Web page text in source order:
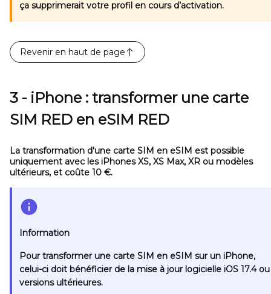
ça supprimerait votre profil en cours d’activation.
Revenir en haut de page
3 - iPhone : transformer une carte
SIM RED en eSIM RED
La transformation d'une carte SIM en eSIM est possible
uniquement avec les iPhones XS, XS Max, XR ou modèles
ultérieurs, et coûte 10 €.
Information
Pour transformer une carte SIM en eSIM sur un iPhone,
celui-ci doit bénéficier de la mise à jour logicielle iOS 17.4 ou
versions ultérieures.